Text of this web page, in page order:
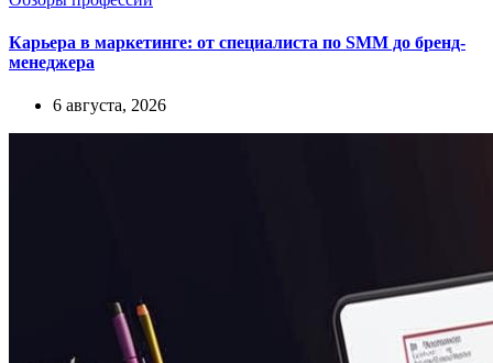
Карьера в маркетинге: от специалиста по SMM до бренд-
менеджера
6 августа, 2026